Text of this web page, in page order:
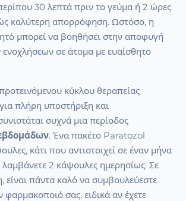
30 λεπτά πριν το γεύμα ή 2 ώρες
καλύτερη απορρόφηση. Ωστόσο, η
μπορεί να βοηθήσει στην αποφυγή
σε άτομα με ευαίσθητο
κύκλου θεραπείας
πλήρη υποστήριξη και
συχνά μια περίοδος
. Ένα πακέτο Paratozol
κάτι που αντιστοιχεί σε έναν μήνα
2 κάψουλες ημερησίως. Σε
είναι πάντα καλό να συμβουλεύεστε
φαρμακοποιό σας, ειδικά αν έχετε